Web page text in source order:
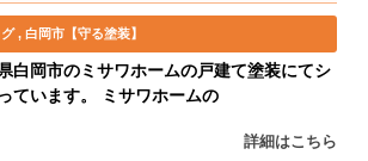
白岡市【守る塗装】
白岡市のミサワホームの戸建て塗装にてシ
ています。 ミサワホームの
詳細はこちら